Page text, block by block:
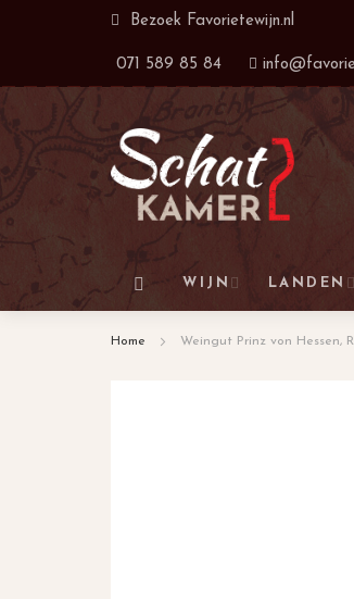
Ga
naar
inhoud
Bezoek Favorietewijn.nl
071 589 85 84
WIJN LANDEN
Home Weingut Prinz von Hessen,